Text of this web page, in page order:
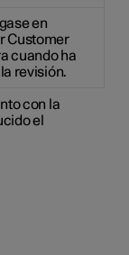
en
Customer
cuando ha
revisión.
con la
el